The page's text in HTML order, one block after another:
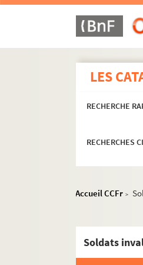
LES
RECHERCHE
RECHERCHES
Accueil CCFr >
Soldats
MS 1151-
MS 1156-
MS 1184-
MS 1187-
MS 1192-
MS 1241-
MS 1251-